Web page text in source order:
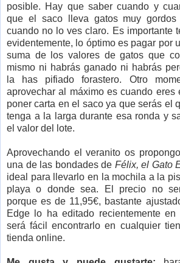
posible. Hay que saber cuando y
que el saco lleva gatos muy gordos
cuando no lo ves claro. Es importante
evidentemente, lo óptimo es pagar por
suma de los valores de gatos que
mismo ni habrás ganado ni habrás
la has pifiado forastero. Otro
aprovechar al máximo es cuando eres
poner carta en el saco ya que serás el
tenga a la larga durante esa ronda y
el valor del lote.
Aprovechando el veranito os
una de las bondades de Félix, el Gato
ideal para llevarlo en la mochila a la
playa o donde sea. El precio no
porque es de 11,95€, bastante
Edge lo ha editado recientemente
será fácil encontrarlo en cualquier
tienda online.